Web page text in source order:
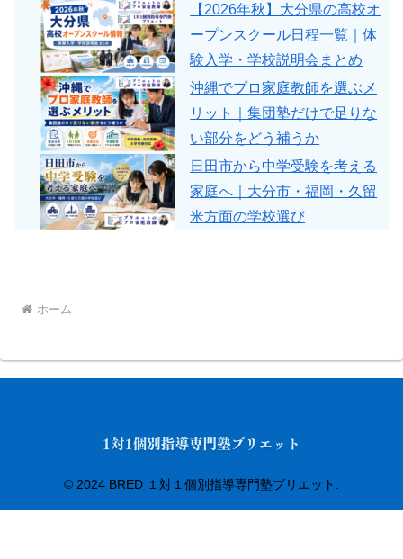
【2026年秋】大分県の高校オ
ープンスクール日程一覧｜体
験入学・学校説明会まとめ
沖縄でプロ家庭教師を選ぶメ
リット｜集団塾だけで足りな
い部分をどう補うか
日田市から中学受験を考える
家庭へ｜大分市・福岡・久留
米方面の学校選び
ホーム
© 2024 BRED １対１個別指導専門塾ブリエット.